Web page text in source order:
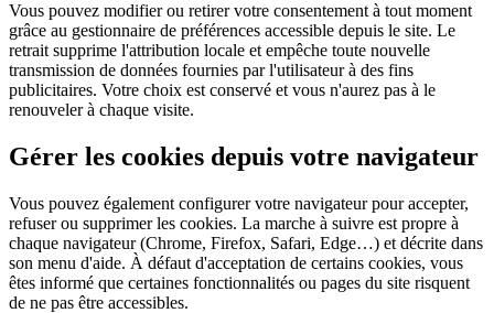
Vous pouvez modifier ou retirer votre consentement à tout moment
grâce au gestionnaire de préférences accessible depuis le site. Le
retrait supprime l'attribution locale et empêche toute nouvelle
transmission de données fournies par l'utilisateur à des fins
publicitaires. Votre choix est conservé et vous n'aurez pas à le
renouveler à chaque visite.
Gérer les cookies depuis votre navigateur
Vous pouvez également configurer votre navigateur pour accepter,
refuser ou supprimer les cookies. La marche à suivre est propre à
chaque navigateur (Chrome, Firefox, Safari, Edge…) et décrite dans
son menu d'aide. À défaut d'acceptation de certains cookies, vous
êtes informé que certaines fonctionnalités ou pages du site risquent
de ne pas être accessibles.